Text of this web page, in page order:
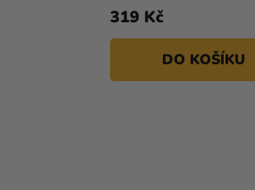
319 Kč
DO KOŠÍKU